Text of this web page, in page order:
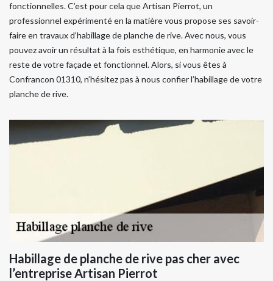
fonctionnelles. C’est pour cela que Artisan Pierrot, un
professionnel expérimenté en la matière vous propose ses savoir-
faire en travaux d’habillage de planche de rive. Avec nous, vous
pouvez avoir un résultat à la fois esthétique, en harmonie avec le
reste de votre façade et fonctionnel. Alors, si vous êtes à
Confrancon 01310, n’hésitez pas à nous confier l’habillage de votre
planche de rive.
Habillage de planche de rive pas cher avec
l’entreprise Artisan Pierrot